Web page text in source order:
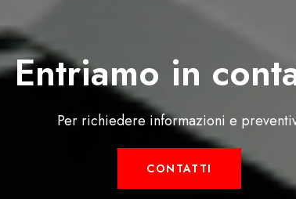
Entriamo in
Per richiedere informazioni e
CONTATTI